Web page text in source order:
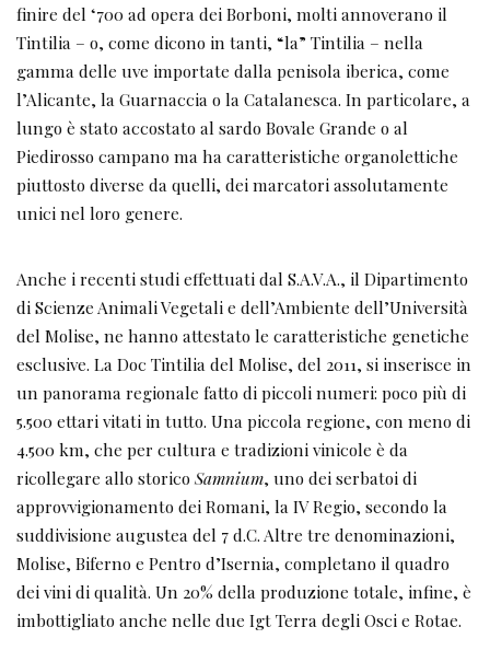
finire del ‘700 ad opera dei Borboni, molti annoverano il
Tintilia – o, come dicono in tanti, “la” Tintilia – nella
gamma delle uve importate dalla penisola iberica, come
l’Alicante, la Guarnaccia o la Catalanesca. In particolare, a
lungo è stato accostato al sardo Bovale Grande o al
Piedirosso campano ma ha caratteristiche organolettiche
piuttosto diverse da quelli, dei marcatori assolutamente
unici nel loro genere.
Anche i recenti studi effettuati dal S.A.V.A., il Dipartimento
di Scienze Animali Vegetali e dell’Ambiente dell’Università
del Molise, ne hanno attestato le caratteristiche genetiche
esclusive. La Doc Tintilia del Molise, del 2011, si inserisce in
un panorama regionale fatto di piccoli numeri: poco più di
5.500 ettari vitati in tutto. Una piccola regione, con meno di
4.500 km, che per cultura e tradizioni vinicole è da
ricollegare allo storicoSamnium, uno dei serbatoi di
approvvigionamento dei Romani, la IV Regio, secondo la
suddivisione augustea del 7 d.C. Altre tre denominazioni,
Molise, Biferno e Pentro d’Isernia, completano il quadro
dei vini di qualità. Un 20% della produzione totale, infine, è
imbottigliato anche nelle due Igt Terra degli Osci e Rotae.